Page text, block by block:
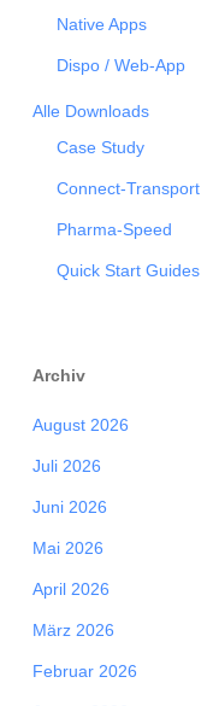
Native Apps
Dispo / Web-App
Alle Downloads
Case Study
Connect-Transport
Pharma-Speed
Quick Start Guides
Archiv
August 2026
Juli 2026
Juni 2026
Mai 2026
April 2026
März 2026
Februar 2026